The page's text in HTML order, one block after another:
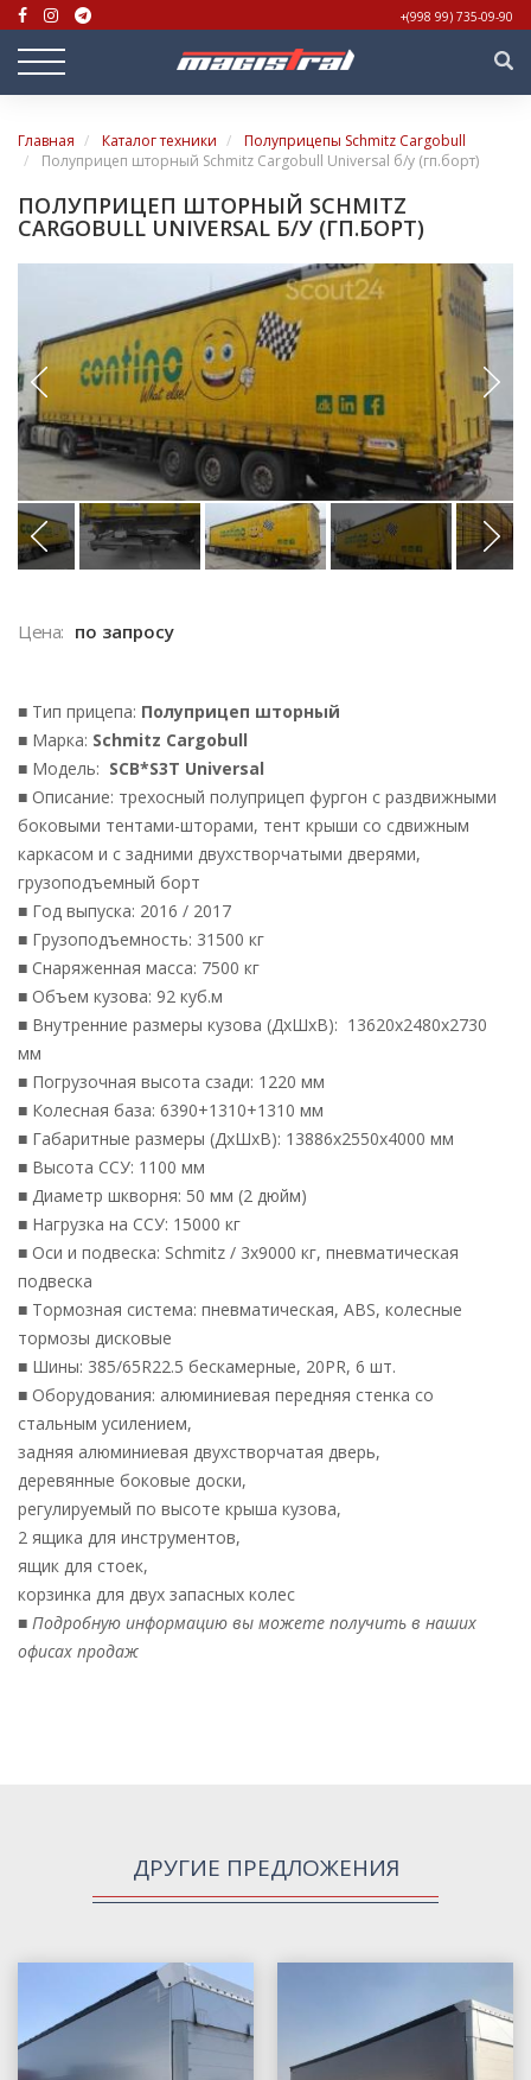
+(998 99) 735-09-90
Главная Каталог техники
Полуприцепы Schmitz Cargobull
Полуприцеп шторный Schmitz Cargobull Universal б/у (гп.борт)
ПОЛУПРИЦЕП ШТОРНЫЙ SCHMITZ
CARGOBULL UNIVERSAL Б/У (ГП.БОРТ)
Цена: по запросу
■ Тип прицепа: Полуприцеп шторный
■ Марка: Schmitz Cargobull
■ Модель: SCB*S3T Universal
■ Описание: трехосный полуприцеп фургон с раздвижными
боковыми тентами-шторами, тент крыши со сдвижным
каркасом и с задними двухстворчатыми дверями,
грузоподъемный борт
■ Год выпуска: 2016 / 2017
■ Грузоподъемность: 31500 кг
■ Снаряженная масса: 7500 кг
■ Объем кузова: 92 куб.м
■ Внутренние размеры кузова (ДхШхВ): 13620х2480х2730
мм
■ Погрузочная высота сзади: 1220 мм
■ Колесная база: 6390+1310+1310 мм
■ Габаритные размеры (ДхШхВ): 13886х2550х4000 мм
■ Высота ССУ: 1100 мм
■ Диаметр шкворня: 50 мм (2 дюйм)
■ Нагрузка на ССУ: 15000 кг
■ Оси и подвеска: Schmitz / 3х9000 кг, пневматическая
подвеска
■ Тормозная система: пневматическая, ABS, колесные
тормозы дисковые
■ Шины: 385/65R22.5 бескамерные, 20PR, 6 шт.
■ Оборудования: алюминиевая передняя стенка со
стальным усилением,
задняя алюминиевая двухстворчатая дверь,
деревянные боковые доски,
регулируемый по высоте крыша кузова,
2 ящика для инструментов,
ящик для стоек,
корзинка для двух запасных колес
■ Подробную информацию вы можете получить в наших
офисах продаж
ДРУГИЕ ПРЕДЛОЖЕНИЯ